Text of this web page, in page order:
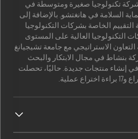
تكنولوجيا صغيرة ومتوسطة في
السلامة في هانغتشو. بالإضافة إلى
الخاصة بشركات التكنولوجيا
التكنولوجيا العالية على المستوى
التعاون الاستراتيجي مع جامعة تشيجيانغ
الشركة بنشاط في مجال الابتكار والبحث
إنشاء منتجات جديدة. حاليًا، تحصلت